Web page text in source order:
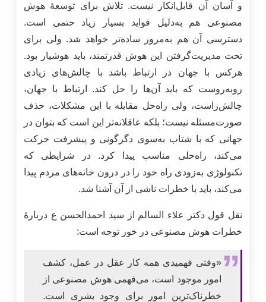
و آسان آن قابل‌انکار نیست. تلاش برای توسعۀ هوش
مصنوعی هم به‌دلیل فواید بسیار زیاد حتمی است.
دسترسی آن هم به‌مرور ساده‌تر خواهد شد. ولی برای
تحت مدیریت‌گرفتن این هوش قدرتمند، باید هوشیار بود.
هرکس با جهان در ارتباط باشد با چالش‌های زیادی
روبه‌روست که باید آن‌ها را حل کند. ارتباط با جهان،
چالش‌زاست، ولی راه‌حل مقابله با این مشکلات، حذف
صورت‌مسئله نیست؛ بلکه عاقلانه‌تر این است که بتوان در
جهانی که با شتاب به‌سوی دگرگونی و پیشرفت حرکت
می‌کند، راه‌حلی مناسب پیدا کرد. در شرایطی که
تکنولوژی به‌زودی راه خود را در درون خانه‌های مردم پیدا
می‌کند، باید با خطرات ناشی از آن آشنا شد.
نقل قول دکتر علاء السالم از سید احمدالحسن ع دربارۀ
خطرات هوش مصنوعی در خور ‌توجه است:
«وقتی فهمیدی همه کار عقل در عمل، کشف
امور موجود است، می‌فهمی هوش مصنوعی از
خطرناک‌ترین امور برای وجود بشری است.